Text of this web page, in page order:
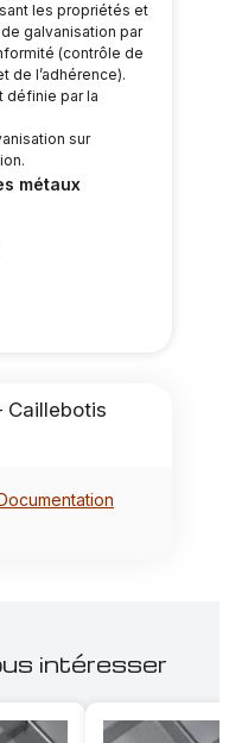
les propriétés et
galvanisation par
(contrôle de
de l’adhérence).
définie par la
sur
métaux
Caillebotis
intéresser